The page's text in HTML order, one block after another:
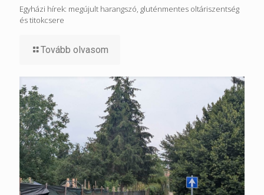
Egyházi hírek: megújult harangszó, gluténmentes oltáriszentség
és titokcsere
Tovább olvasom